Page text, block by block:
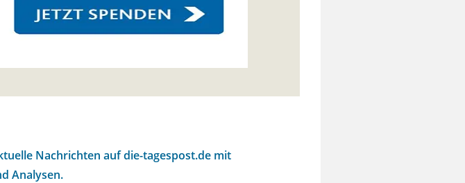
Nachrichten auf die-tagespost.de mit
Analysen.